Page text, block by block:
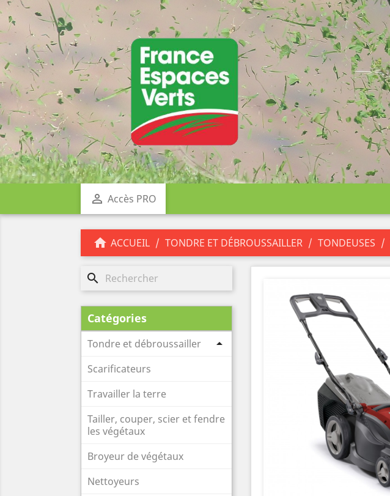
 Accès PRO
 ACCUEIL TONDRE ET DÉBROUSSAILLER TONDEUSES
search
Catégories
Tondre et débroussailler 
Scarificateurs
Travailler la terre
Tailler, couper, scier et fendre
les végétaux
Broyeur de végétaux
Nettoyeurs